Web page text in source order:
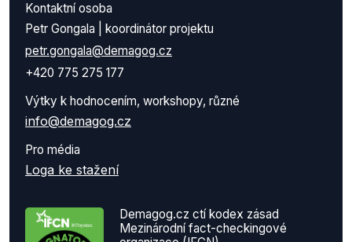
Kontaktní osoba
Petr Gongala | koordinátor projektu
petr.gongala@demagog.cz
+420 775 275 177
Výtky k hodnocením, workshopy, různé
info@demagog.cz
Pro média
Loga ke stažení
Demagog.cz ctí kodex zásad
Mezinárodní fact-checkingové